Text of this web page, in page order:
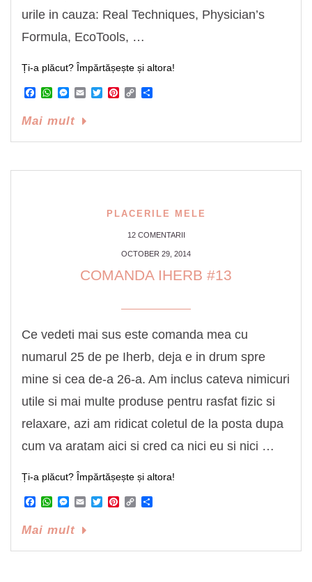
urile in cauza: Real Techniques, Physician’s
Formula, EcoTools, …
Ți-a plăcut? Împărtășește și altora!
Facebook
WhatsApp
Messenger
EmailTwitterPinterest
Copy
Mai mult
PLACERILE MELE
12 COMENTARII
OCTOBER 29, 2014
COMANDA IHERB #13
Ce vedeti mai sus este comanda mea cu
numarul 25 de pe Iherb, deja e in drum spre
mine si cea de-a 26-a. Am inclus cateva nimicuri
utile si mai multe produse pentru rasfat fizic si
relaxare, azi am ridicat coletul de la posta dupa
cum va aratam aici si cred ca nici eu si nici …
Ți-a plăcut? Împărtășește și altora!
Facebook
WhatsApp
Messenger
EmailTwitterPinterest
Copy
Mai mult